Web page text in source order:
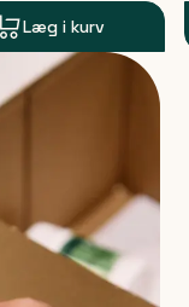
Læg i kurv